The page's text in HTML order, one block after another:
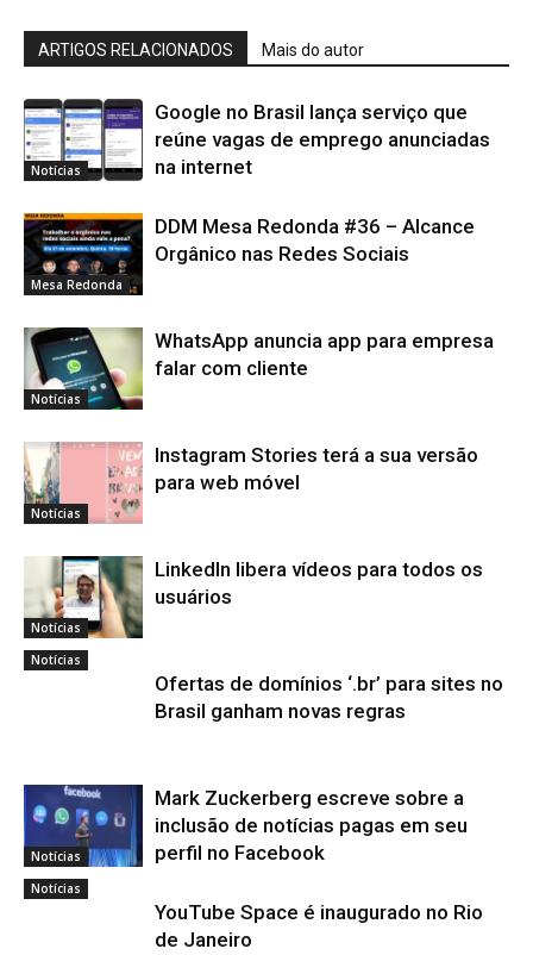
ARTIGOS RELACIONADOS Mais do autor
Notícias
Google no Brasil lança serviço que
reúne vagas de emprego anunciadas
na internet
Mesa Redonda
DDM Mesa Redonda #36 – Alcance
Orgânico nas Redes Sociais
Notícias
WhatsApp anuncia app para empresa
falar com cliente
Notícias
Instagram Stories terá a sua versão
para web móvel
Notícias
LinkedIn libera vídeos para todos os
usuários
Notícias
Ofertas de domínios ‘.br’ para sites no
Brasil ganham novas regras
Notícias
Mark Zuckerberg escreve sobre a
inclusão de notícias pagas em seu
perfil no Facebook
Notícias
YouTube Space é inaugurado no Rio
de Janeiro